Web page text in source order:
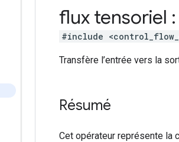
flux tensoriel
#include
Transfère l’entrée vers la
Résumé
Cet opérateur représente la